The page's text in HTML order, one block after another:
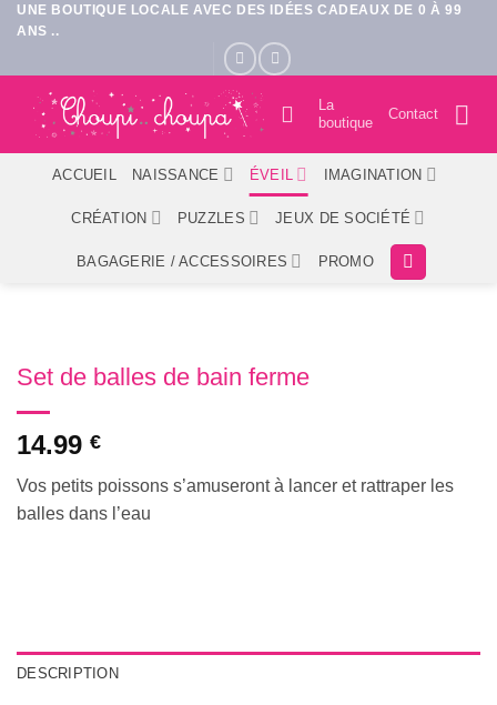
Passer
au
UNE BOUTIQUE LOCALE AVEC DES IDÉES CADEAUX DE 0 À 99
ANS ..
La
boutique
Contact
ACCUEIL NAISSANCE ÉVEIL IMAGINATION
CRÉATION PUZZLES JEUX DE SOCIÉTÉ
BAGAGERIE / ACCESSOIRES PROMO
Set de balles de bain ferme
14.99 €
Vos petits poissons s’amuseront à lancer et rattraper les
balles dans l’eau
DESCRIPTION